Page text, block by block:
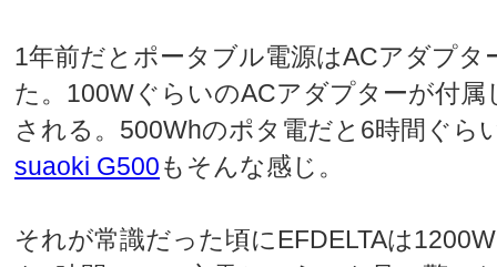
1年前だとポータブル電源はACアダプタ
た。100WぐらいのACアダプターが付
される。500Whのポタ電だと6時間ぐら
suaoki G500 もそんな感じ。
それが常識だった頃にEFDELTAは